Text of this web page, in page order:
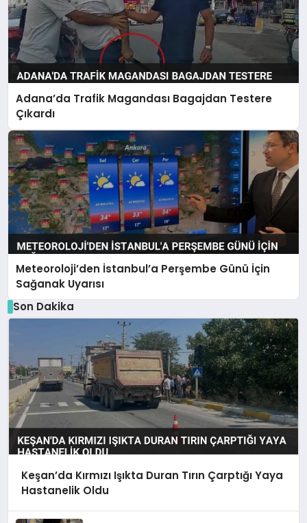
Adana’da Trafik Magandası Bagajdan Testere
Çıkardı
Meteoroloji’den İstanbul’a Perşembe Günü İçin
Sağanak Uyarısı
Son Dakika
Keşan’da Kırmızı Işıkta Duran Tırın Çarptığı Yaya
Hastanelik Oldu